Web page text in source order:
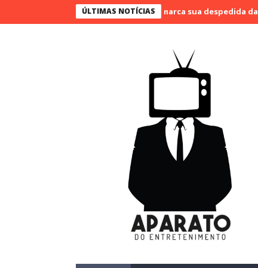
ÚLTIMAS NOTÍCIAS
Bueno narra o último jogo e marca sua despedida das narrações